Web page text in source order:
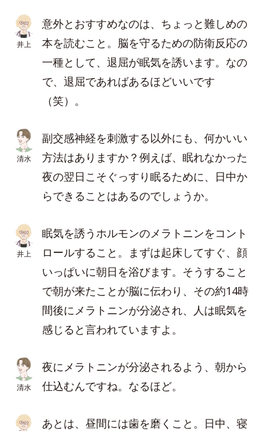
井上
意外とおすすめなのは、ちょっと難しめの
本を読むこと。脳を守るための防衛反応の
一種として、退屈が眠気を誘います。なの
で、退屈であればあるほどいいです
（笑）。
清水
副交感神経を刺激する以外にも、何かいい
方法はありますか？例えば、眠れなかった
夜の翌日こそぐっすり眠るために、日中か
らできることはあるのでしょうか。
井上
眠気を誘うホルモンのメラトニンをコント
ロールすること。まずは起床してすぐ、顔
いっぱいに朝日を浴びます。そうすること
で朝が来たことが脳に伝わり、その約14時
間後にメラトニンが分泌され、人は眠気を
感じると言われていますよ。
清水
夜にメラトニンが分泌されるよう、朝から
仕込むんですね。なるほど。
あとは、昼間には歯を磨くこと。日中、寝